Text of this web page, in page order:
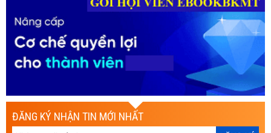
ĐĂNG KÝ NHẬN TIN MỚI NHẤT